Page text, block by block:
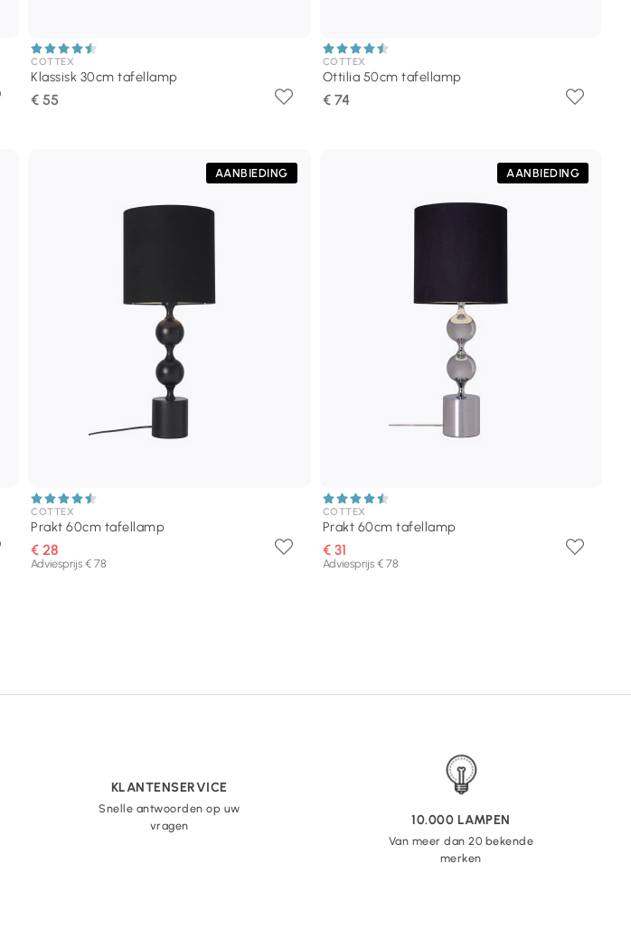
COTTEX
Klassisk 30cm tafellamp
€ 55
COTTEX
Ottilia 50cm tafellamp
€ 74
AANBIEDING
COTTEX
Prakt 60cm tafellamp
€ 28
Adviesprijs € 78
AANBIEDING
COTTEX
Prakt 60cm tafellamp
€ 31
Adviesprijs € 78
KLANTENSERVICE
Snelle antwoorden op uw
vragen
10.000 LAMPEN
Van meer dan 20 bekende
merken